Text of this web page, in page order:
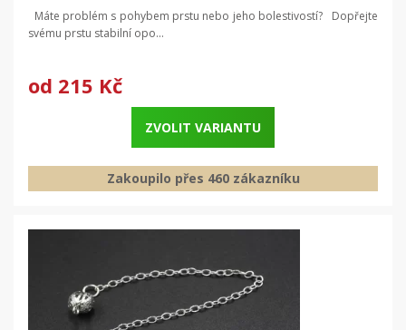
Máte problém s pohybem prstu nebo jeho bolestivostí? Dopřejte
svému prstu stabilní opo...
od 215 Kč
ZVOLIT VARIANTU
Zakoupilo přes 460 zákazníku